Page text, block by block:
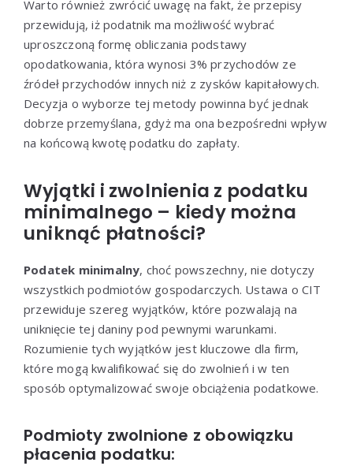
Warto również zwrócić uwagę na fakt, że przepisy
przewidują, iż podatnik ma możliwość wybrać
uproszczoną formę obliczania podstawy
opodatkowania, która wynosi 3% przychodów ze
źródeł przychodów innych niż z zysków kapitałowych.
Decyzja o wyborze tej metody powinna być jednak
dobrze przemyślana, gdyż ma ona bezpośredni wpływ
na końcową kwotę podatku do zapłaty.
Wyjątki i zwolnienia z podatku
minimalnego – kiedy można
uniknąć płatności?
Podatek minimalny, choć powszechny, nie dotyczy
wszystkich podmiotów gospodarczych. Ustawa o CIT
przewiduje szereg wyjątków, które pozwalają na
uniknięcie tej daniny pod pewnymi warunkami.
Rozumienie tych wyjątków jest kluczowe dla firm,
które mogą kwalifikować się do zwolnień i w ten
sposób optymalizować swoje obciążenia podatkowe.
Podmioty zwolnione z obowiązku
płacenia podatku: